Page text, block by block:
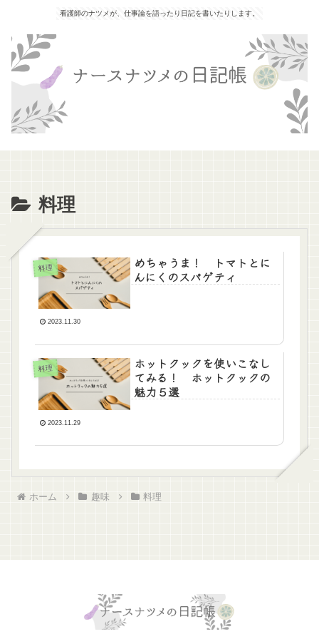
看護師のナツメが、仕事論を語ったり日記を書いたりします。
料理
料理
めちゃうま！ トマトとに
んにくのスパゲティ
2023.11.30
料理
ホットクックを使いこなし
てみる！ ホットクックの
魅力５選
2023.11.29
ホーム 趣味 料理